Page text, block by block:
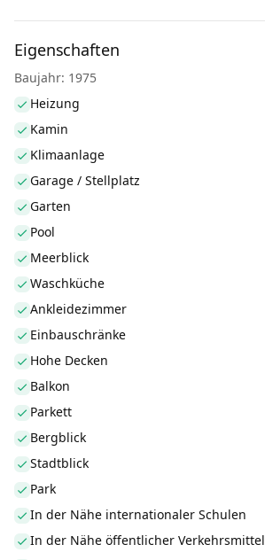
Eigenschaften
Baujahr: 1975
Heizung
Kamin
Klimaanlage
Garage / Stellplatz
Garten
Pool
Meerblick
Waschküche
Ankleidezimmer
Einbauschränke
Hohe Decken
Balkon
Parkett
Bergblick
Stadtblick
Park
In der Nähe internationaler Schulen
In der Nähe öffentlicher Verkehrsmittel